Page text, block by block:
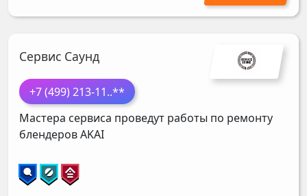
Сервис Саунд
+7 (499) 213-11..**
Мастера сервиса проведут работы по ремонту
блендеровAKAI